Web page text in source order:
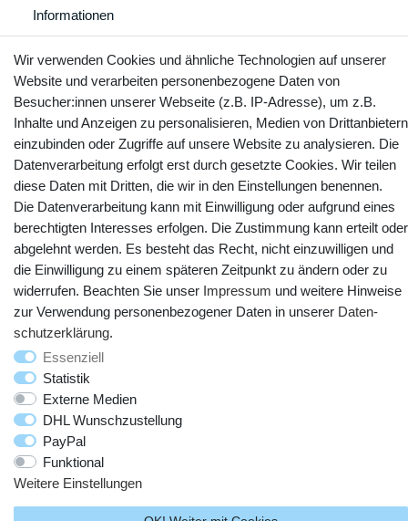
Informationen
Vertrag widerrufen Kontakt
YouTube Facebook Instagram
© Copyright 2025 webtotrade GmbH. Alle Rechte vorbehalten.
Wir verwenden Cookies und ähnliche Technologien auf unserer
Website und verarbeiten personenbezogene Daten von
Besucher:innen unserer Webseite (z.B. IP-Adresse), um z.B.
Inhalte und Anzeigen zu personalisieren, Medien von Drittanbietern
einzubinden oder Zugriffe auf unsere Website zu analysieren. Die
Datenverarbeitung erfolgt erst durch gesetzte Cookies. Wir teilen
diese Daten mit Dritten, die wir in den Einstellungen benennen.
Die Datenverarbeitung kann mit Einwilligung oder aufgrund eines
berechtigten Interesses erfolgen. Die Zustimmung kann erteilt oder
abgelehnt werden. Es besteht das Recht, nicht einzuwilligen und
die Einwilligung zu einem späteren Zeitpunkt zu ändern oder zu
widerrufen. Beachten Sie unser Impressum und weitere Hinweise
zur Verwendung personenbezogener Daten in unserer Daten­
schutz­erklärung.
Essenziell
Statistik
Externe Medien
DHL Wunschzustellung
PayPal
Funktional
Weitere Einstellungen